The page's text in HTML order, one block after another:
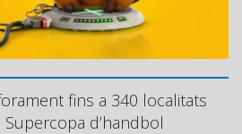
fins a 340 localitats
d’handbol